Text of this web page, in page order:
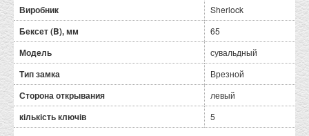
Виробник Sherlock
Бексет (B), мм 65
Модель сувальдный
Тип замка Врезной
Сторона открывания левый
кількість ключів 5